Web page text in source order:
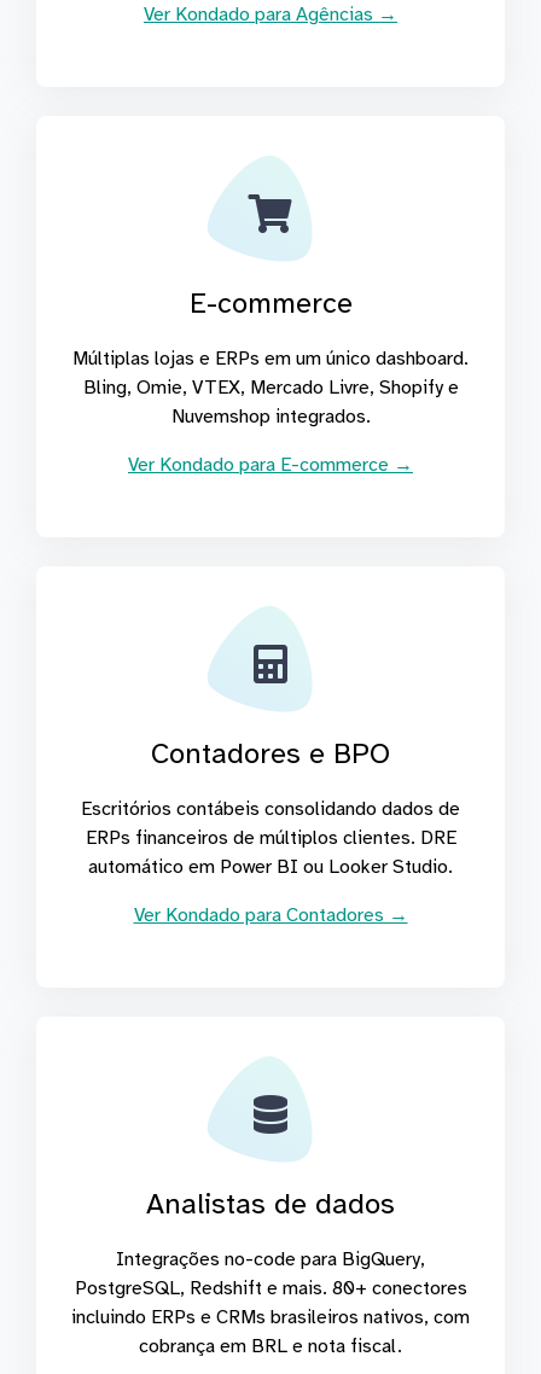
Ver Kondado para Agências →
E-commerce
Múltiplas lojas e ERPs em um único dashboard.
Bling, Omie, VTEX, Mercado Livre, Shopify e
Nuvemshop integrados.
Ver Kondado para E-commerce →
Contadores e BPO
Escritórios contábeis consolidando dados de
ERPs financeiros de múltiplos clientes. DRE
automático em Power BI ou Looker Studio.
Ver Kondado para Contadores →
Analistas de dados
Integrações no-code para BigQuery,
PostgreSQL, Redshift e mais. 80+ conectores
incluindo ERPs e CRMs brasileiros nativos, com
cobrança em BRL e nota fiscal.